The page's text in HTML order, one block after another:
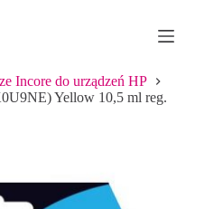
Incore do urządzeń HP
Yellow 10,5 ml reg.